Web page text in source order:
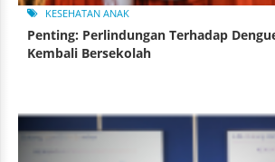
KESEHATAN ANAK
Penting: Perlindungan Terhadap
Kembali Bersekolah